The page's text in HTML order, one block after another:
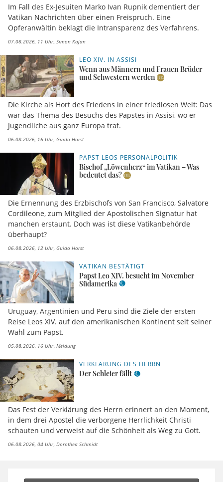
Im Fall des Ex-Jesuiten Marko Ivan Rupnik dementiert der
Vatikan Nachrichten über einen Freispruch. Eine
Opferanwältin beklagt die Intransparenz des Verfahrens.
07.08.2026, 11 Uhr Simon Kajan
LEO XIV. IN ASSISI
Wenn aus Männern und Frauen Brüder
und Schwestern werden
Die Kirche als Hort des Friedens in einer friedlosen Welt: Das
war das Thema des Besuchs des Papstes in Assisi, wo er
Jugendliche aus ganz Europa traf.
06.08.2026, 16 Uhr Guido Horst
PAPST LEOS PERSONALPOLITIK
Bischof „Löwenherz“ im Vatikan – Was
bedeutet das?
Die Ernennung des Erzbischofs von San Francisco, Salvatore
Cordileone, zum Mitglied der Apostolischen Signatur hat
manchen erstaunt. Doch was ist diese Vatikanbehörde
überhaupt?
06.08.2026, 12 Uhr Guido Horst
VATIKAN BESTÄTIGT
Papst Leo XIV. besucht im November
Südamerika
Uruguay, Argentinien und Peru sind die Ziele der ersten
Reise Leos XIV. auf den amerikanischen Kontinent seit seiner
Wahl zum Papst.
05.08.2026, 16 Uhr Meldung
VERKLÄRUNG DES HERRN
Der Schleier fällt
Das Fest der Verklärung des Herrn erinnert an den Moment,
in dem drei Apostel die verborgene Herrlichkeit Christi
schauten und verweist auf die Schönheit als Weg zu Gott.
06.08.2026, 04 Uhr Dorothea Schmidt